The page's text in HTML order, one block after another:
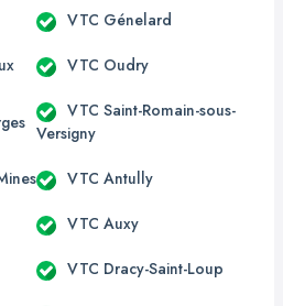
VTC Génelard
VTC Oudry
VTC Saint-Romain-sous-
Versigny
VTC Antully
VTC Auxy
VTC Dracy-Saint-Loup